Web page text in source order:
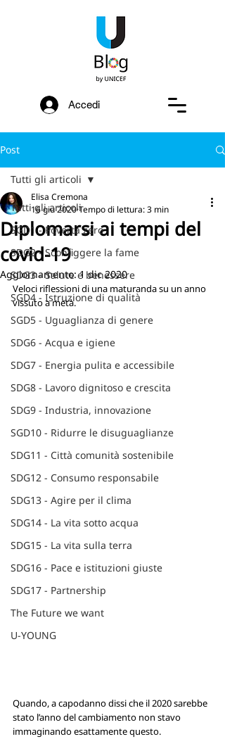
Accedi
Post
Tutti gli articoli
SGD1 - Povertà zero
SDG2 - Sconfiggere la fame
SDG3 - Salute e benessere
SGD4 - Istruzione di qualità
SGD5 - Uguaglianza di genere
SDG6 - Acqua e igiene
SDG7 - Energia pulita e accessibile
SDG8 - Lavoro dignitoso e crescita
SDG9 - Industria, innovazione
SGD10 - Ridurre le disuguaglianze
SDG11 - Città comunità sostenibile
SDG12 - Consumo responsabile
SDG13 - Agire per il clima
SDG14 - La vita sotto acqua
SDG15 - La vita sulla terra
SDG16 - Pace e istituzioni giuste
SDG17 - Partnership
The Future we want
U-YOUNG
Tutti gli articoli
Diplomarsi ai tempi del
covid-19
Elisa Cremona
16 giu 2020Tempo di lettura: 3 min
Aggiornamento:1 dic 2020
Veloci riflessioni di una maturanda su un anno
vissuto a metà.
Quando, a capodanno dissi che il 2020 sarebbe
stato l’anno del cambiamento non stavo
immaginando esattamente questo.